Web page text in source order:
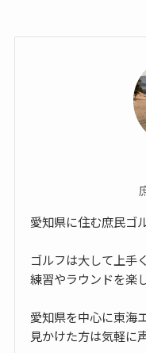
愛知県に住む庶民ゴ
ゴルフは大して上手
練習やラウンドを楽
愛知県を中心に東海
見かけた方は気軽に